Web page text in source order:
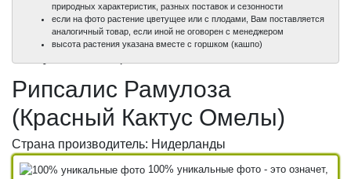
100%
100%
100%
природных характеристик, разных поставок и сезонности
если на фото растение цветущее или с плодами, Вам поставляется
аналогичный товар, если иной не оговорен с менеджером
высота растения указана вместе с горшком (кашпо)
Рипсалис Рамулоза
(Красный Кактус Омелы)
Страна производитель: Нидерланды
100% уникальные фото - это означет,